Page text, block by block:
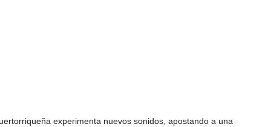
experimenta nuevos sonidos, apostando a una